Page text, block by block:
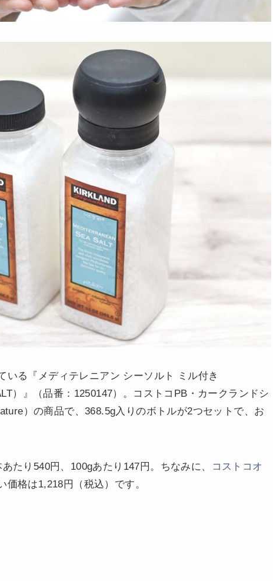
いる『メディテレニアン シーソルト ミル付き
）』（品番：1250147）。コストコPB・カークランドシ
）の商品で、368.5g入りのボトルが2つセットで、お
たり540円、100gあたり147円。ちなみに、
コストコオ
価格は1,218円（税込）です。